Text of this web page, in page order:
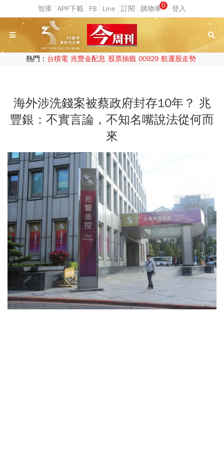
0
熱門： 台積電 兆豐金配息 股票抽籤 00929 航運股走勢
海外涉洗錢案被蔡政府封存10年？ 兆
豐銀：不實言論，不知名嘴說法從何而
來